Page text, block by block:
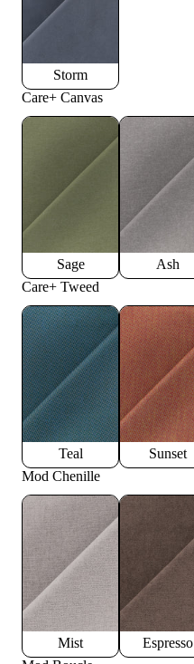
Storm
Care+ Canvas
Sage Ash
Care+ Tweed
Teal Sunset
Mod Chenille
Mist Espresso